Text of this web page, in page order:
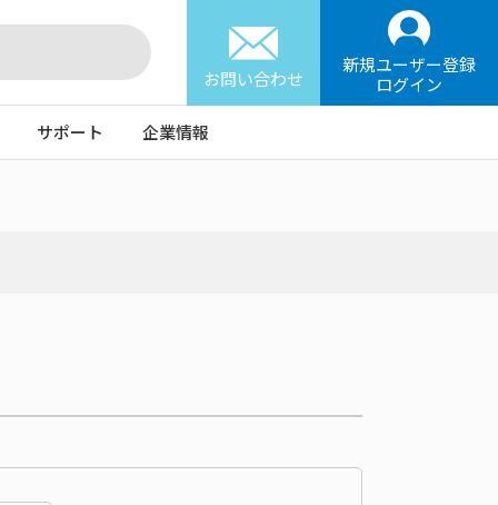
お問い合わせ
新規ユーザー登録
ログイン
サポート 企業情報